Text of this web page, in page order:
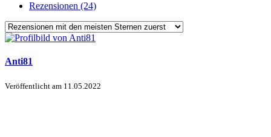
Rezensionen (24)
Anti81
Veröffentlicht am 11.05.2022